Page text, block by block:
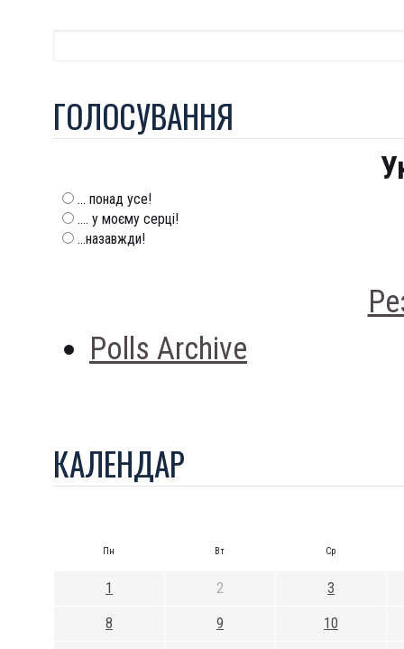
ГОЛОСУВАННЯ
... понад усе!
.... у моєму серці!
...назавжди!
Polls Archive
КАЛЕНДАР
Пн Вт Ср
1 2 3
8 9 10